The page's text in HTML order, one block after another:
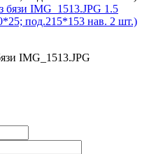
IMG_1513.JPG